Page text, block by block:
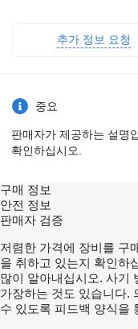
추가 정보 요청
중요
판매자가 제공하는 설명
확인하십시오.
구매 정보
안전 정보
판매자 검증
저렴한 가격에 장비를 구
을 취하고 있는지 확인하
많이 알아내십시오. 사기
가장하는 것도 있습니다.
수 있도록 피드백 양식을